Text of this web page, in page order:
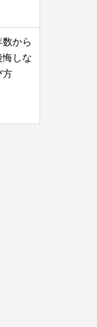
から
悔しな
方